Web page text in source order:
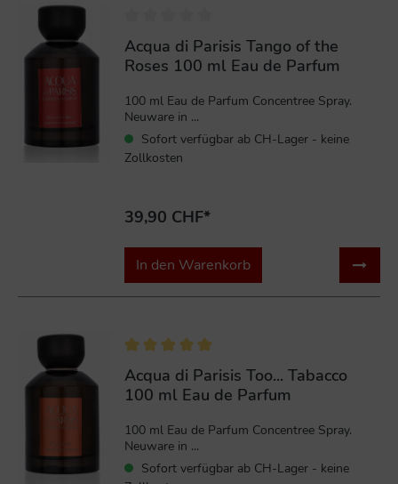
Acqua di Parisis Tango of the
Roses 100 ml Eau de Parfum
100 ml Eau de Parfum Concentree Spray.
Neuware in ...
Sofort verfügbar ab CH-Lager - keine
Zollkosten
39,90 CHF*
In den Warenkorb
Acqua di Parisis Too... Tabacco
100 ml Eau de Parfum
100 ml Eau de Parfum Concentree Spray.
Neuware in ...
Sofort verfügbar ab CH-Lager - keine